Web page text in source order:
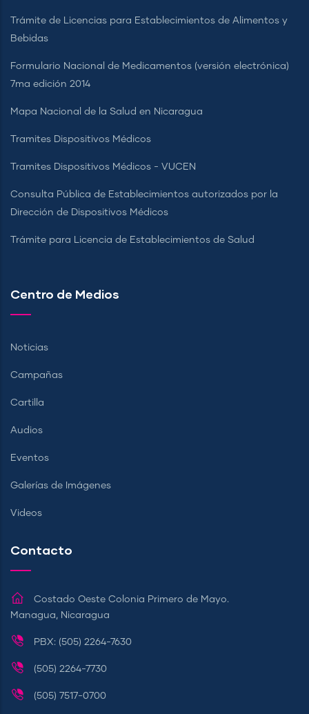
Trámite de Licencias para Establecimientos de Alimentos y
Bebidas
Formulario Nacional de Medicamentos (versión electrónica)
7ma edición 2014
Mapa Nacional de la Salud en Nicaragua
Tramites Dispositivos Médicos
Tramites Dispositivos Médicos - VUCEN
Consulta Pública de Establecimientos autorizados por la
Dirección de Dispositivos Médicos
Trámite para Licencia de Establecimientos de Salud
Centro de Medios
Noticias
Campañas
Cartilla
Audios
Eventos
Galerías de Imágenes
Videos
Contacto
Costado Oeste Colonia Primero de Mayo.
Managua, Nicaragua
PBX: (505) 2264-7630
(505) 2264-7730
(505) 7517-0700